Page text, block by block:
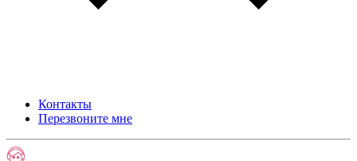
Контакты
Перезвоните мне